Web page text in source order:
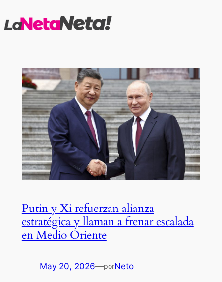
al
Putin y Xi refuerzan alianza
estratégica y llaman a frenar escalada
en Medio Oriente
May 20, 2026—porNeto